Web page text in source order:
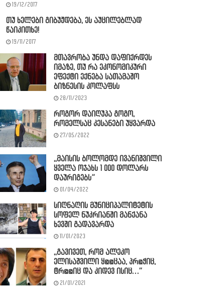
19/12/2017
თუ ხელები გიბუჟდება, ეს აუცილებლად
წაიკითხე!
19/11/2017
მთავრობა უნდა დაფიქრდეს
იმაზე, თუ რა ეკონომიკური
ეფექტი ექნება სათამაშო
ბიზნესის კოლაფსს
28/11/2023
როგორ დაიღუპა გოგო,
რომელსაც კესანები უყვარდა
27/05/2022
,,მაისის ბოლომდე ივანიშვილი
ყველა ოჯახს 1 000 დოლარს
დაურიგებს”
01/04/2022
სიღნაღის მუნიციპალიტეტის
სოფელ ნუკრიანში მანქანა
ხევში გადავარდა
11/01/2023
,,გავივეთ, რომ ალეკო
ელისაშვილი ყ@@ცაა, პრ@ჭიც,
ტრ@@იც და კიდევ ისიც…”
21/01/2021